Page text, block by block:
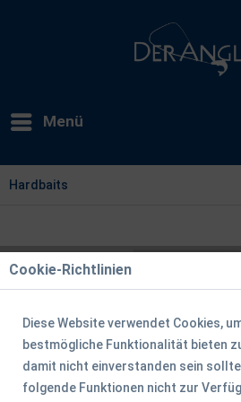
Menü
Hardbaits
Cookie-Richtlinien
Diese Website verwendet Cookies,
bestmögliche Funktionalität bieten
damit nicht einverstanden sein
folgende Funktionen nicht zur